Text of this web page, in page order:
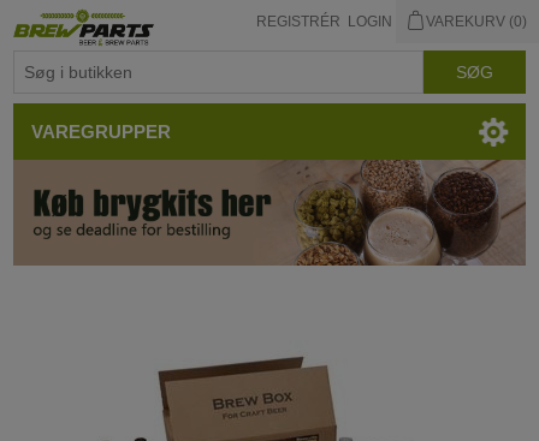
REGISTRÉR LOGIN VAREKURV (0)
VAREGRUPPER